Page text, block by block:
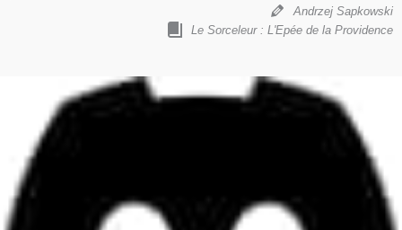
Andrzej Sapkowski
Le Sorceleur : L'Epée de la Providence